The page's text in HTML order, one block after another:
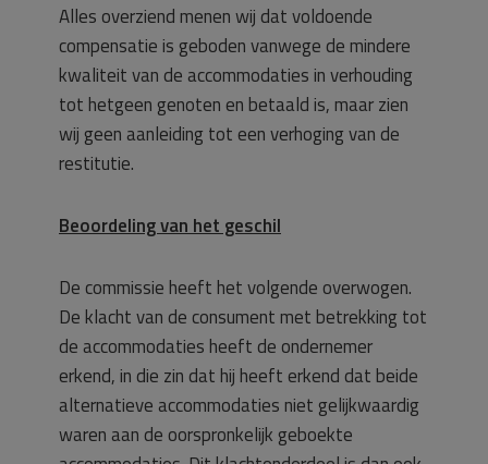
Alles overziend menen wij dat voldoende
compensatie is geboden vanwege de mindere
kwaliteit van de accommodaties in verhouding
tot hetgeen genoten en betaald is, maar zien
wij geen aanleiding tot een verhoging van de
restitutie.
Beoordeling van het geschil
De commissie heeft het volgende overwogen.
De klacht van de consument met betrekking tot
de accommodaties heeft de ondernemer
erkend, in die zin dat hij heeft erkend dat beide
alternatieve accommodaties niet gelijkwaardig
waren aan de oorspronkelijk geboekte